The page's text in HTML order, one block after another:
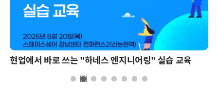
현업에서 바로 쓰는 "하네스 엔지니어링" 실습 교육